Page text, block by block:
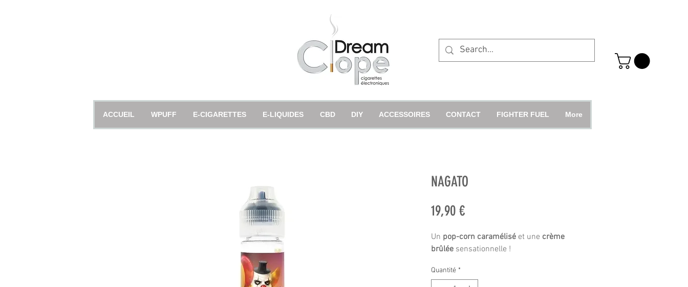
NAGATO
19,90 €Prix
Un pop-corn caramélisé et une crème
brûlée sensationnelle !
Quantité *
ACCUEIL WPUFF E-CIGARETTES E-LIQUIDES CBD DIY ACCESSOIRES CONTACT FIGHTER FUEL More